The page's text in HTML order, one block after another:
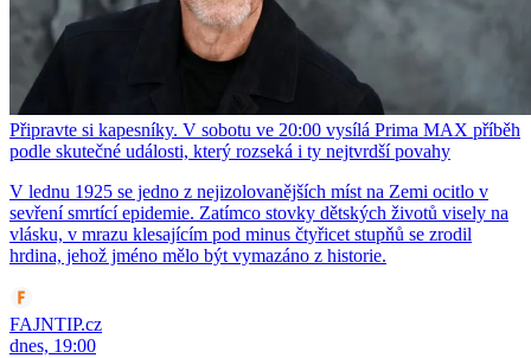
Připravte si kapesníky. V sobotu ve 20:00 vysílá Prima MAX příběh
podle skutečné události, který rozseká i ty nejtvrdší povahy
V lednu 1925 se jedno z nejizolovanějších míst na Zemi ocitlo v
sevření smrtící epidemie. Zatímco stovky dětských životů visely na
vlásku, v mrazu klesajícím pod minus čtyřicet stupňů se zrodil
hrdina, jehož jméno mělo být vymazáno z historie.
FAJNTIP.cz
dnes, 19:00